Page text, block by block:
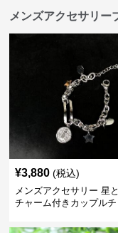
メンズアクセサリー
¥3,880 (税込)
メンズアクセサリー 星
チャーム付きカップル